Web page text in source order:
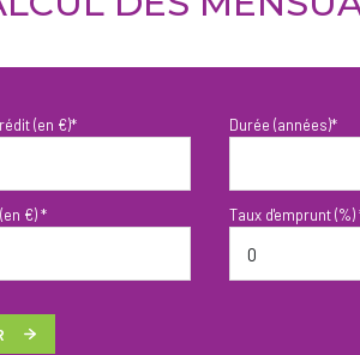
(en €)* Durée (années)*
€) * Taux d'emprunt (%)